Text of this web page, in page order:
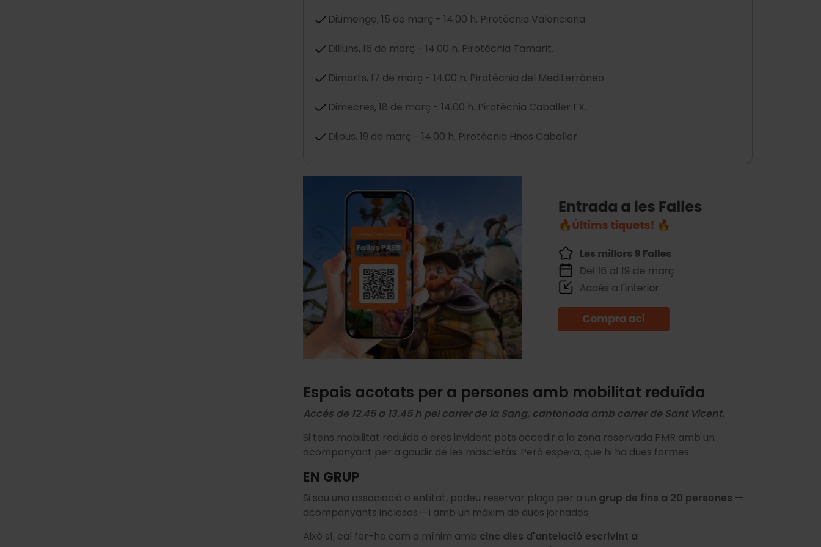
Diumenge, 15 de març - 14.00 h. Pirotècnia Valenciana.
Dilluns, 16 de març - 14.00 h. Pirotècnia Tamarit.
Dimarts, 17 de març - 14.00 h. Pirotècnia del Mediterráneo.
Dimecres, 18 de març - 14.00 h. Pirotècnia Caballer FX.
Dijous, 19 de març - 14.00 h. Pirotècnia Hnos Caballer.
Espais acotats per a persones amb mobilitat reduïda
Accés de 12.45 a 13.45 h pel carrer de la Sang, cantonada amb carrer de Sant Vicent.
Si tens mobilitat reduïda o eres invident pots accedir a la zona reservada PMR amb un
acompanyant per a gaudir de les mascletàs. Però espera, que hi ha dues formes.
EN GRUP
Si sou una associació o entitat, podeu reservar plaça per a un grup de fins a 20 persones —
acompanyants inclosos— i amb un màxim de dues jornades.
Això sí, cal fer-ho com a mínim amb cinc dies d'antelació escrivint a